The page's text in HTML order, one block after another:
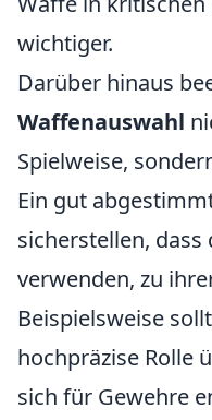
wichtiger.
Darüber hinaus
Waffenauswahl
Spielweise,
Ein gut
sicherstellen, dass
verwenden, zu
Beispielsweise
hochpräzise Rolle
sich für Gewehre